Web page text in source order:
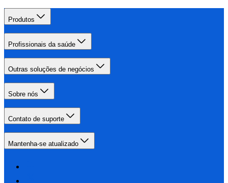
Produtos
Profissionais da saúde
Outras soluções de negócios
Sobre nós
Contato de suporte
Mantenha-se atualizado